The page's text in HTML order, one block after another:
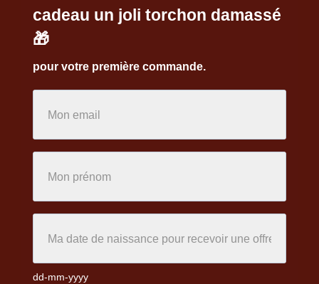
cadeau un joli torchon damassé
🎁
pour votre première commande.
dd-mm-yyyy